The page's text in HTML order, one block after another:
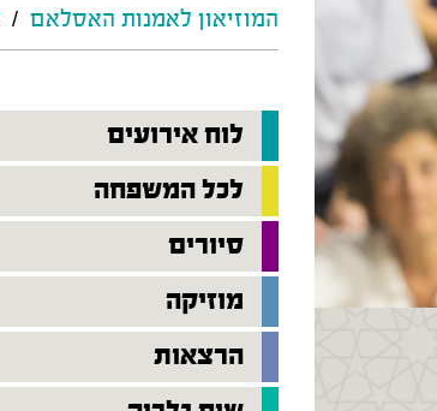
המוזיאון לאמנות האסלאם /
לוח אירועים
לכל המשפחה
סיורים
מוזיקה
הרצאות